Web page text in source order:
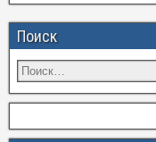
Поиск